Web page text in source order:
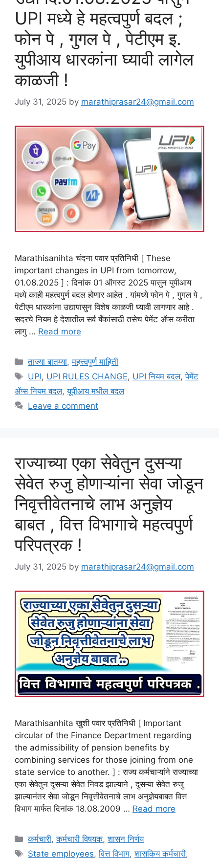
UPI मध्ये हे महत्वपुर्ण बदल ;
फोन पे , गुगल पे , पेटीएम इ.
युपीआय धारकांना घ्यावी लागेल
काळजी !
July 31, 2025 by marathiprasar24@gmail.com
Marathisanihta चंदना पवार प्रतिनिधी [ These
important changes in UPI from tomorrow,
01.08.2025 ] : दिनांक 01 ऑगस्ट 2025 पासुन युपीआय
मध्ये काही महत्वपुर्ण बदल होणार आहेत . यांमध्ये फोन पे , गुगल पे ,
पेटीएम धारकांना उद्यापासुन विशेष काळजी घ्यावी लागणार आहे .
सदरचे नियम हे देशातील सर्व बँकांसाठी तसेच पेमेंट ॲप्स करीता
लागु … Read more
Categories
ताज्या बातम्या,महत्त्वपुर्ण माहिती
Tags
UPI, UPI RULES CHANGE, UPI नियम बदल,पेमेंट
ॲप्स नियम बदल,यूपीआय मधील बदल
Leave a comment
राज्याच्या एका सेवेतुन दुसऱ्या
सेवेत रुजु होणाऱ्यांना सेवा जोडून
निवृत्तीवेतनाचे लाभ अनुज्ञेय
बाबत , वित्त विभागाचे महत्वपुर्ण
परिपत्रक !
July 31, 2025 by marathiprasar24@gmail.com
Marathisanhita खुशी पवार प्रतिनिधी [ Important
circular of the Finance Department regarding
the admissibility of pension benefits by
combining services for those joining from one
state service to another. ] : राज्य कर्मचाऱ्यांने राज्याच्या
एका सेवेतुन दुसऱ्या सेवेत निवड झाल्याने , दुसऱ्या सेवेत रुजु
झाल्यानंतर सेवा जोडून निवृत्तीवेतनाचे लाभ अनुज्ञेयबाबत वित्त
विभाग मार्फत दिनांक 18.08.2009 … Read more
Categories
कर्मचारी,कर्मचारी विषयक,शासन निर्णय
Tags
State employees,वित्त विभाग,शासकिय कर्मचारी,